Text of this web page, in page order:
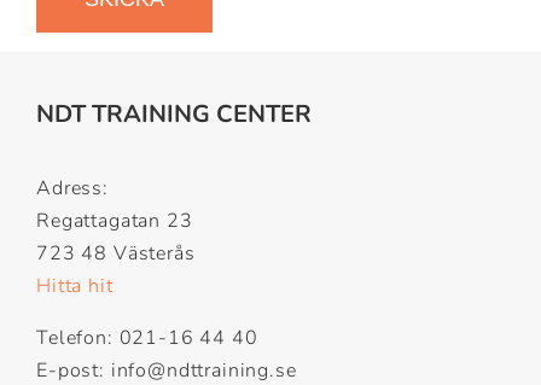
NDT TRAINING CENTER
Adress:
Regattagatan 23
723 48 Västerås
Hitta hit
Telefon: 021-16 44 40
E-post: info@ndttraining.se